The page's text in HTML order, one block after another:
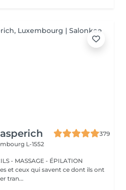
379
L-1552
- MASSAGE - ÉPILATION
et ceux qui savent ce dont ils ont
tran...